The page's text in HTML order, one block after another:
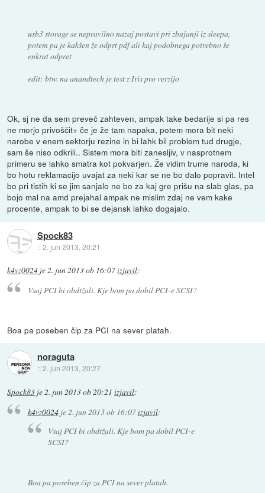
usb3 storage se nepravilno nazaj postavi pri zbujanji iz sleepa,
potem pa je kakšen že odprt pdf ali kaj podobnega potrebno še
enkrat odpret
edit: btw. na anandtech je test z Iris pro verzijo
Ok, sj ne da sem preveč zahteven, ampak take bedarije si pa res
ne morjo privoščit+ če je že tam napaka, potem mora bit neki
narobe v enem sektorju rezine in bi lahk bil problem tud drugje,
sam še niso odkrili.. Sistem mora biti zanesljiv, v nasprotnem
primeru se lahko smatra kot pokvarjen. Že vidim trume naroda, ki
bo hotu reklamacijo uvajat za neki kar se ne bo dalo popravit. Intel
bo pri tistih ki se jim sanjalo ne bo za kaj gre prišu na slab glas, pa
bojo mal na amd prejahal ampak ne mislim zdaj ne vem kake
procente, ampak to bi se dejansk lahko dogajalo.
Spock83
::2. jun 2013, 20:21
k4vz0024 je2. jun 2013 ob 16:07izjavil:
Vsaj PCI bi obdtžali. Kje bom pa dobil PCI-e SCSI?
Boa pa poseben čip za PCI na sever platah.
noraguta
::2. jun 2013, 20:27
Spock83 je2. jun 2013 ob 20:21 izjavil:
k4vz0024je 2. jun 2013 ob 16:07izjavil:
Vsaj PCI bi obdtžali. Kje bom pa dobil PCI-e
SCSI?
Boa pa poseben čip za PCI na sever platah.